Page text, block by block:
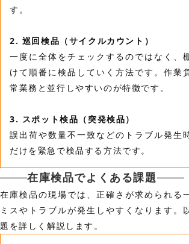
す。
2. 巡回検品（サイクルカウント）
一度に全体をチェックするのではなく、
けて順番に検品していく方法です。作業
常業務と並行しやすいのが特徴です。
3. スポット検品（突発検品）
誤出荷や数量不一致などのトラブル発生
だけを緊急で検品する方法です。
在庫検品でよくある課題
在庫検品の現場では、正確さが求められる
ミスやトラブルが発生しやすくなります。
題を詳しく解説します。